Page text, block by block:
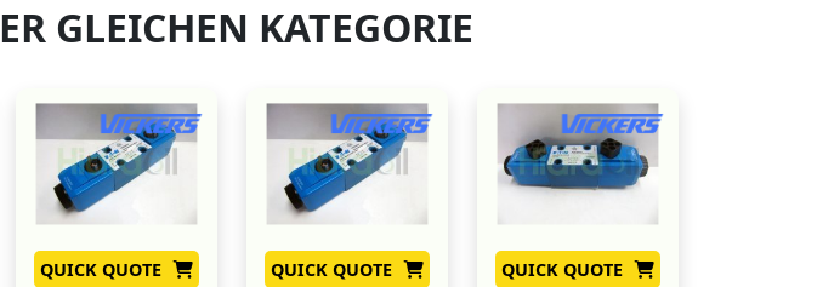
GLEICHEN KATEGORIE
QUICK QUOTE QUICK QUOTE QUICK QUOTE